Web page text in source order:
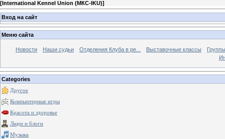
[International Kennel Union (МКС-IKU)]
Вход на сайт
Меню сайта
Новости Наши судьи Отделения Клуба в ре... Выставочные классы
Categories
Другое
Компьютерные игры
Красота и здоровье
Люди и блоги
Музыка